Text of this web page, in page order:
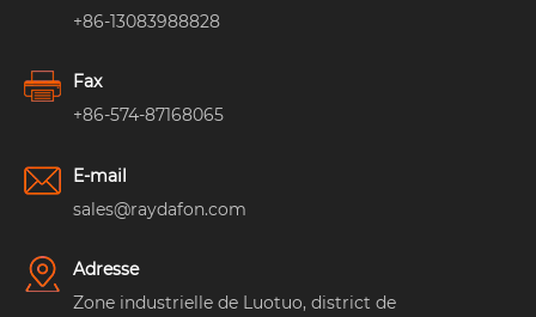
+86-13083988828
Fax
+86-574-87168065
E-mail
sales@raydafon.com
Adresse
Zone industrielle de Luotuo, district de